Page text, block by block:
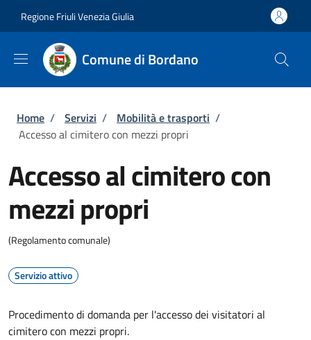
Regione Friuli Venezia Giulia
Comune di Bordano
Briciole di pane
Home / Servizi / Mobilità e trasporti /
Accesso al cimitero con mezzi propri
Accesso al cimitero con
mezzi propri
(Regolamento comunale)
Servizio attivo
Procedimento di domanda per l'accesso dei visitatori al
cimitero con mezzi propri.